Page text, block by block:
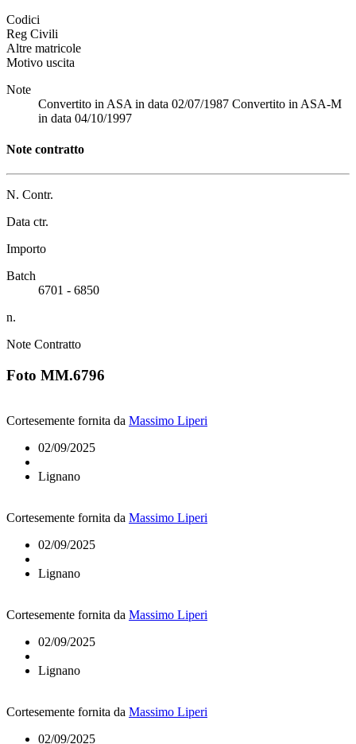
Codici
Reg Civili
Altre matricole
Motivo uscita
Note
Convertito in ASA in data 02/07/1987 Convertito in ASA-M
in data 04/10/1997
Note contratto
N. Contr.
Data ctr.
Importo
Batch
6701 - 6850
n.
Note Contratto
Foto MM.6796
Cortesemente fornita da Massimo Liperi
02/09/2025
Lignano
Cortesemente fornita da Massimo Liperi
02/09/2025
Lignano
Cortesemente fornita da Massimo Liperi
02/09/2025
Lignano
Cortesemente fornita da Massimo Liperi
02/09/2025